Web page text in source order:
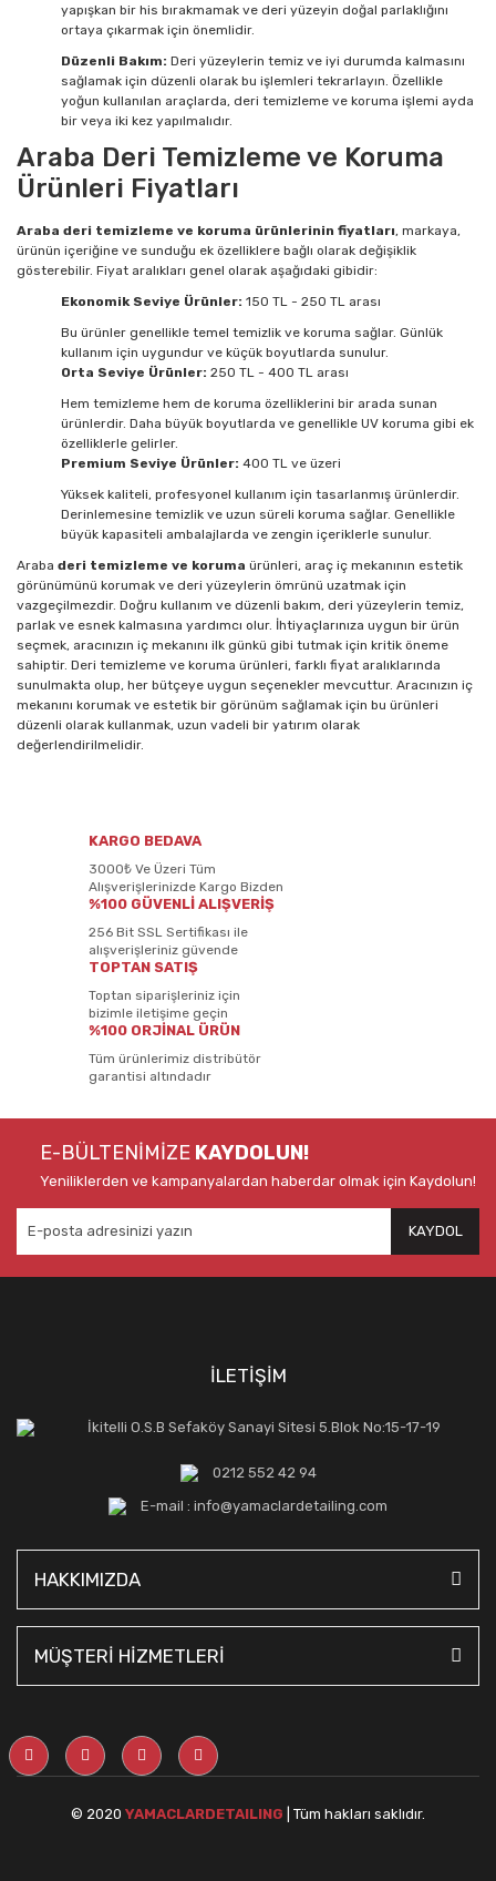
yapışkan bir his bırakmamak ve deri yüzeyin doğal parlaklığını
ortaya çıkarmak için önemlidir.
Düzenli Bakım: Deri yüzeylerin temiz ve iyi durumda kalmasını
sağlamak için düzenli olarak bu işlemleri tekrarlayın. Özellikle
yoğun kullanılan araçlarda, deri temizleme ve koruma işlemi ayda
bir veya iki kez yapılmalıdır.
Araba Deri Temizleme ve Koruma
Ürünleri Fiyatları
Araba deri temizleme ve koruma ürünlerinin fiyatları, markaya,
ürünün içeriğine ve sunduğu ek özelliklere bağlı olarak değişiklik
gösterebilir. Fiyat aralıkları genel olarak aşağıdaki gibidir:
Ekonomik Seviye Ürünler: 150 TL - 250 TL arası
Bu ürünler genellikle temel temizlik ve koruma sağlar. Günlük
kullanım için uygundur ve küçük boyutlarda sunulur.
Orta Seviye Ürünler: 250 TL - 400 TL arası
Hem temizleme hem de koruma özelliklerini bir arada sunan
ürünlerdir. Daha büyük boyutlarda ve genellikle UV koruma gibi ek
özelliklerle gelirler.
Premium Seviye Ürünler: 400 TL ve üzeri
Yüksek kaliteli, profesyonel kullanım için tasarlanmış ürünlerdir.
Derinlemesine temizlik ve uzun süreli koruma sağlar. Genellikle
büyük kapasiteli ambalajlarda ve zengin içeriklerle sunulur.
Araba deri temizleme ve koruma ürünleri, araç iç mekanının estetik
görünümünü korumak ve deri yüzeylerin ömrünü uzatmak için
vazgeçilmezdir. Doğru kullanım ve düzenli bakım, deri yüzeylerin temiz,
parlak ve esnek kalmasına yardımcı olur. İhtiyaçlarınıza uygun bir ürün
seçmek, aracınızın iç mekanını ilk günkü gibi tutmak için kritik öneme
sahiptir. Deri temizleme ve koruma ürünleri, farklı fiyat aralıklarında
sunulmakta olup, her bütçeye uygun seçenekler mevcuttur. Aracınızın iç
mekanını korumak ve estetik bir görünüm sağlamak için bu ürünleri
düzenli olarak kullanmak, uzun vadeli bir yatırım olarak
değerlendirilmelidir.
KARGO BEDAVA
3000₺ Ve Üzeri Tüm
Alışverişlerinizde Kargo Bizden
%100 GÜVENLİ ALIŞVERİŞ
256 Bit SSL Sertifikası ile
alışverişleriniz güvende
TOPTAN SATIŞ
Toptan siparişleriniz için
bizimle iletişime geçin
%100 ORJİNAL ÜRÜN
Tüm ürünlerimiz distribütör
garantisi altındadır
E-BÜLTENİMİZE KAYDOLUN!
Yeniliklerden ve kampanyalardan haberdar olmak için Kaydolun!
KAYDOL
İLETİŞİM
İkitelli O.S.B Sefaköy Sanayi Sitesi 5.Blok No:15-17-19
0212 552 42 94
E-mail : info@yamaclardetailing.com
HAKKIMIZDA
MÜŞTERİ HİZMETLERİ
© 2020 YAMACLARDETAILING | Tüm hakları saklıdır.